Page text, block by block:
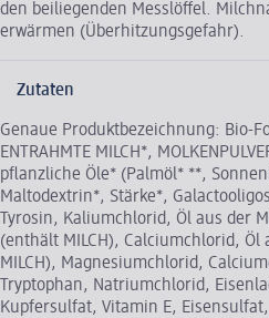
den beiliegenden Messlöffel.
erwärmen (Überhitzungsgefahr).
Zutaten
Genaue Produktbezeichnung: Bio-
ENTRAHMTE MILCH*,
pflanzliche Öle* (Palmöl* **,
Maltodextrin*, Stärke*,
Tyrosin, Kaliumchlorid, Öl aus der
(enthält MILCH), Calciumchlorid,
MILCH), Magnesiumchlorid,
Tryptophan, Natriumchlorid,
Kupfersulfat, Vitamin E,